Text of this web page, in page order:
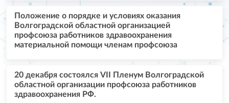
Положение о порядке и условиях оказания
Волгоградской областной организацией
профсоюза работников здравоохранения
материальной помощи членам профсоюза
20 декабря состоялся VII Пленум Волгоградской
областной организации профсоюза работников
здравоохранения РФ.